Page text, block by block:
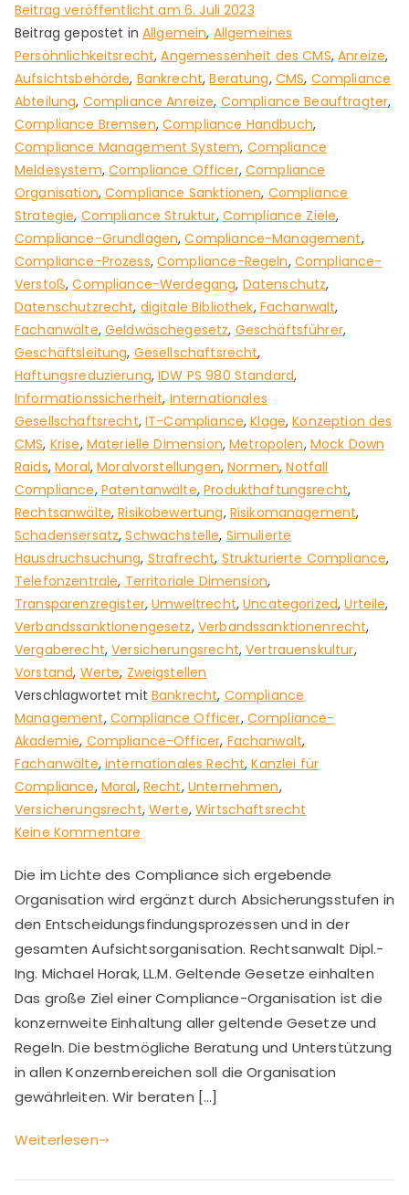
Beitrag veröffentlicht am 6. Juli 2023
Beitrag gepostet in Allgemein, Allgemeines
Persöhnlichkeitsrecht,Angemessenheit des CMS,Anreize,
Aufsichtsbehörde, Bankrecht,Beratung, CMS, Compliance
Abteilung, Compliance Anreize, Compliance Beauftragter,
Compliance Bremsen,Compliance Handbuch,
Compliance Management System, Compliance
Meldesystem, Compliance Officer, Compliance
Organisation,Compliance Sanktionen, Compliance
Strategie, Compliance Struktur, Compliance Ziele,
Compliance-Grundlagen,Compliance-Management,
Compliance-Prozess,Compliance-Regeln, Compliance-
Verstoß,Compliance-Werdegang, Datenschutz,
Datenschutzrecht, digitale Bibliothek, Fachanwalt,
Fachanwälte, Geldwäschegesetz, Geschäftsführer,
Geschäftsleitung, Gesellschaftsrecht,
Haftungsreduzierung,IDW PS 980 Standard,
Informationssicherheit, Internationales
Gesellschaftsrecht,IT-Compliance,Klage,Konzeption des
CMS, Krise, Materielle Dimension,Metropolen, Mock Down
Raids,Moral,Moralvorstellungen,Normen,Notfall
Compliance, Patentanwälte,Produkthaftungsrecht,
Rechtsanwälte,Risikobewertung, Risikomanagement,
Schadensersatz,Schwachstelle, Simulierte
Hausdruchsuchung, Strafrecht, Strukturierte Compliance,
Telefonzentrale, Territoriale Dimension,
Transparenzregister,Umweltrecht,Uncategorized,Urteile,
Verbandssanktionengesetz, Verbandssanktionenrecht,
Vergaberecht,Versicherungsrecht,Vertrauenskultur,
Vorstand, Werte, Zweigstellen
Verschlagwortet mit Bankrecht, Compliance
Management, Compliance Officer, Compliance-
Akademie, Compliance-Officer, Fachanwalt,
Fachanwälte, internationales Recht,Kanzlei für
Compliance, Moral, Recht, Unternehmen,
Versicherungsrecht,Werte,Wirtschaftsrecht
Keine Kommentare
Prozesse
organisieren
Die im Lichte des Compliance sich ergebende
Organisation wird ergänzt durch Absicherungsstufen in
den Entscheidungsfindungsprozessen und in der
gesamten Aufsichtsorganisation. Rechtsanwalt Dipl.-
Ing. Michael Horak, LL.M. Geltende Gesetze einhalten
Das große Ziel einer Compliance-Organisation ist die
konzernweite Einhaltung aller geltende Gesetze und
Regeln. Die bestmögliche Beratung und Unterstützung
in allen Konzernbereichen soll die Organisation
gewährleiten. Wir beraten […]
Weiterlesen